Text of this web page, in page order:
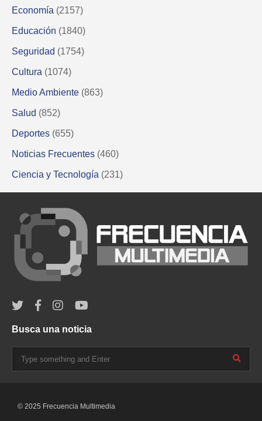
Economía (2157)
Educación (1840)
Seguridad (1754)
Cultura (1074)
Medio Ambiente (863)
Salud (852)
Deportes (655)
Noticias Frecuentes (460)
Ciencia y Tecnología (231)
Busca una noticia
© 2025 Frecuencia Multimedia